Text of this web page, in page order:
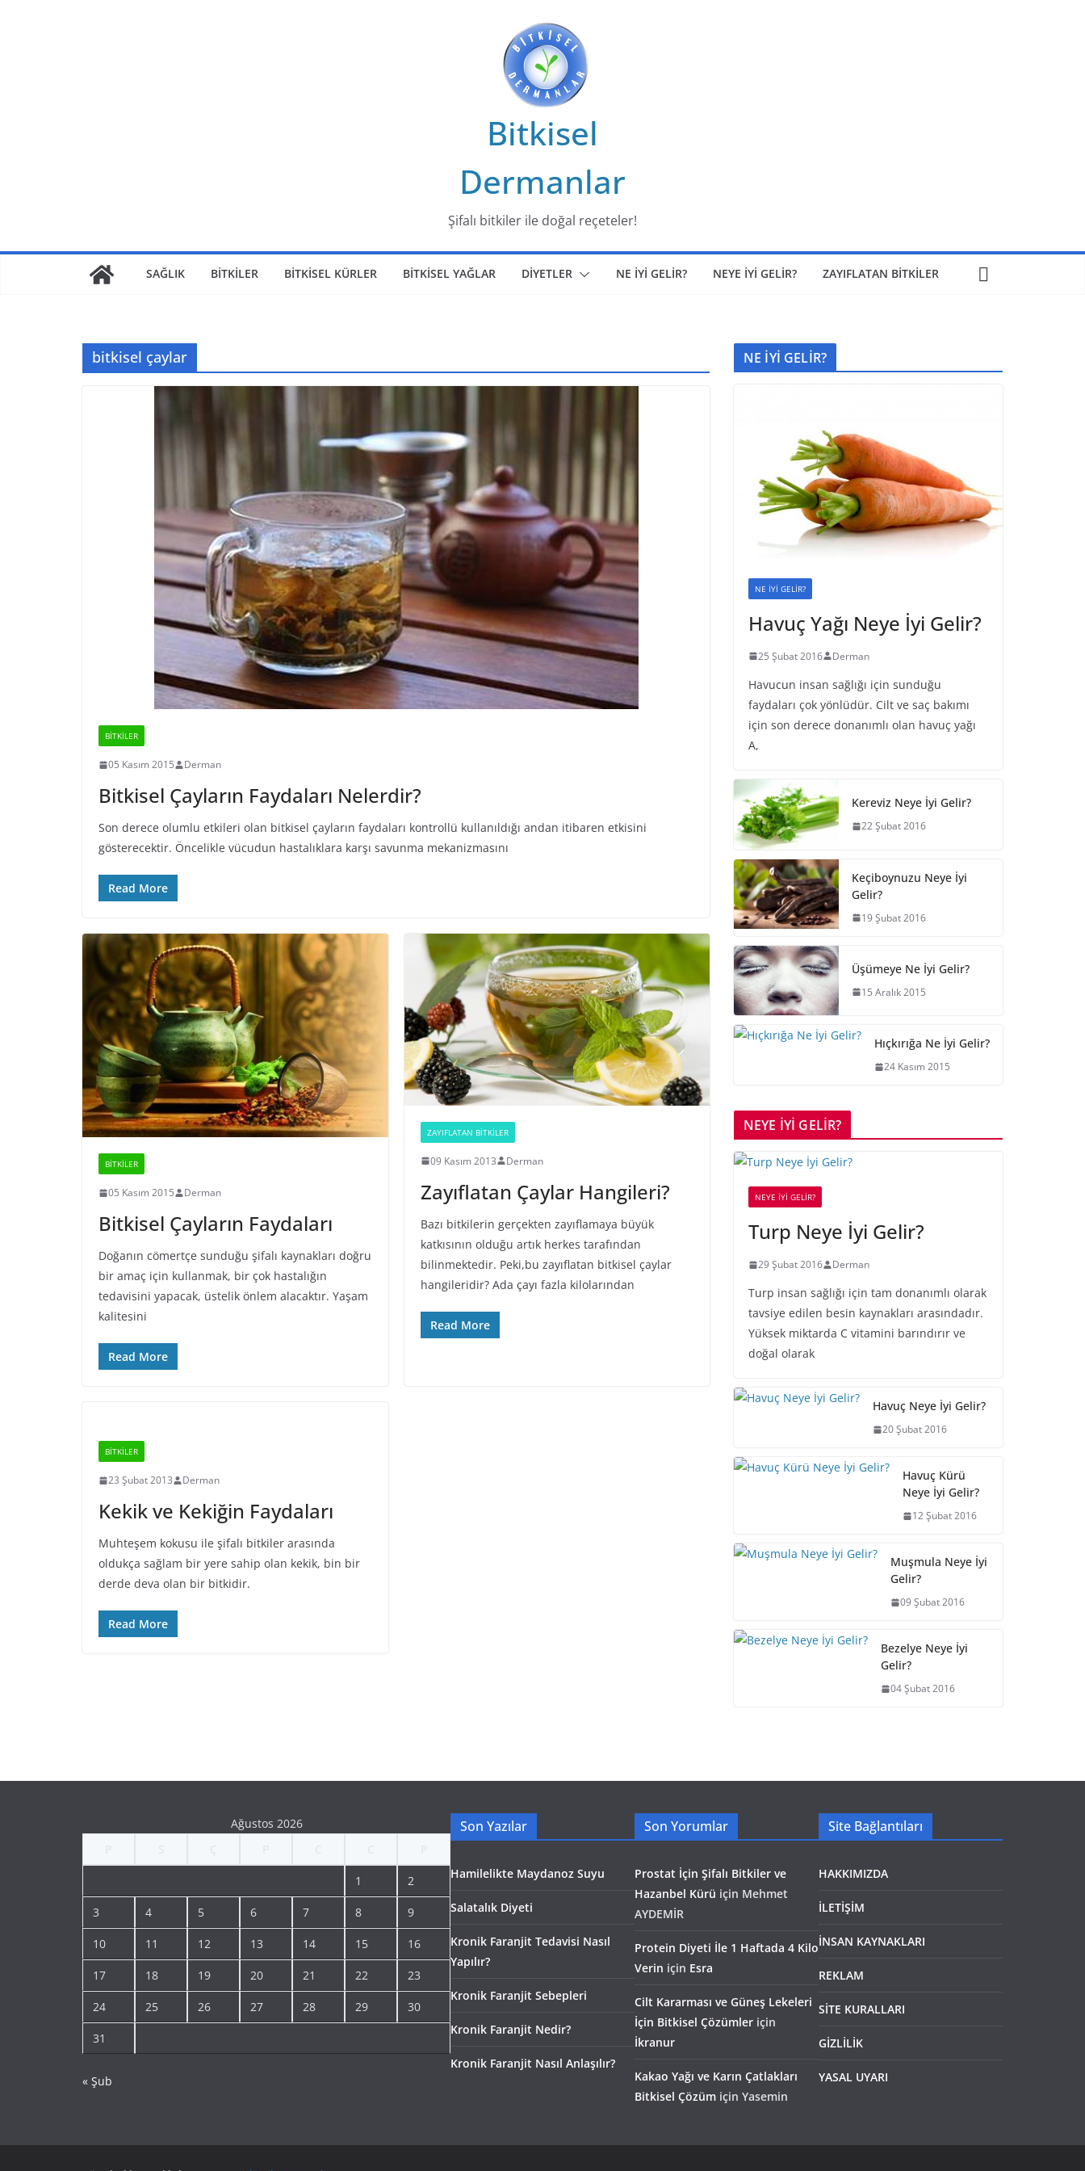
Bitkisel
Dermanlar
Şifalı bitkiler ile doğal reçeteler!
SAĞLIK BİTKİLER BİTKİSEL KÜRLER BİTKİSEL YAĞLAR DİYETLER NE İYİ GELİR? NEYE İYİ GELİR? ZAYIFLATAN BİTKİLER
bitkisel çaylar
BİTKİLER
05 Kasım 2015 Derman
Bitkisel Çayların Faydaları Nelerdir?
Son derece olumlu etkileri olan bitkisel çayların faydaları kontrollü kullanıldığı andan itibaren etkisini
gösterecektir. Öncelikle vücudun hastalıklara karşı savunma mekanizmasını
Read More
BİTKİLER
05 Kasım 2015 Derman
Bitkisel Çayların Faydaları
Doğanın cömertçe sunduğu şifalı kaynakları doğru
bir amaç için kullanmak, bir çok hastalığın
tedavisini yapacak, üstelik önlem alacaktır. Yaşam
kalitesini
Read More
ZAYIFLATAN BİTKİLER
09 Kasım 2013 Derman
Zayıflatan Çaylar Hangileri?
Bazı bitkilerin gerçekten zayıflamaya büyük
katkısının olduğu artık herkes tarafından
bilinmektedir. Peki,bu zayıflatan bitkisel çaylar
hangileridir? Ada çayı fazla kilolarından
Read More
BİTKİLER
23 Şubat 2013 Derman
Kekik ve Kekiğin Faydaları
Muhteşem kokusu ile şifalı bitkiler arasında
oldukça sağlam bir yere sahip olan kekik, bin bir
derde deva olan bir bitkidir.
Read More
NE İYİ GELİR?
NE İYİ GELİR?
Havuç Yağı Neye İyi Gelir?
25 Şubat 2016 Derman
Havucun insan sağlığı için sunduğu
faydaları çok yönlüdür. Cilt ve saç bakımı
için son derece donanımlı olan havuç yağı
A,
Kereviz Neye İyi Gelir?
22 Şubat 2016
Keçiboynuzu Neye İyi
Gelir?
19 Şubat 2016
Üşümeye Ne İyi Gelir?
15 Aralık 2015
Hıçkırığa Ne İyi Gelir?
24 Kasım 2015
NEYE İYİ GELİR?
NEYE İYİ GELİR?
Turp Neye İyi Gelir?
29 Şubat 2016 Derman
Turp insan sağlığı için tam donanımlı olarak
tavsiye edilen besin kaynakları arasındadır.
Yüksek miktarda C vitamini barındırır ve
doğal olarak
Havuç Neye İyi Gelir?
20 Şubat 2016
Havuç Kürü
Neye İyi Gelir?
12 Şubat 2016
Muşmula Neye İyi
Gelir?
09 Şubat 2016
Bezelye Neye İyi
Gelir?
04 Şubat 2016
Ağustos 2026
1 2
3 4 5 6 7 8 9
10 11 12 13 14 15 16
17 18 19 20 21 22 23
24 25 26 27 28 29 30
31
« Şub
Son Yazılar
Hamilelikte Maydanoz Suyu
Salatalık Diyeti
Kronik Faranjit Tedavisi Nasıl
Yapılır?
Kronik Faranjit Sebepleri
Kronik Faranjit Nedir?
Kronik Faranjit Nasıl Anlaşılır?
Son Yorumlar
Prostat İçin Şifalı Bitkiler ve
Hazanbel Kürü için Mehmet
AYDEMİR
Protein Diyeti İle 1 Haftada 4 Kilo
Verin için Esra
Cilt Kararması ve Güneş Lekeleri
İçin Bitkisel Çözümler için
İkranur
Kakao Yağı ve Karın Çatlakları
Bitkisel Çözüm için Yasemin
Site Bağlantıları
HAKKIMIZDA
İLETİŞİM
İNSAN KAYNAKLARI
REKLAM
SİTE KURALLARI
GİZLİLİK
YASAL UYARI